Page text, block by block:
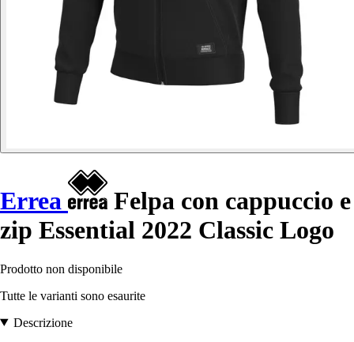
Errea
Felpa con cappuccio e
zip Essential 2022 Classic Logo
Prodotto non disponibile
Tutte le varianti sono esaurite
Descrizione